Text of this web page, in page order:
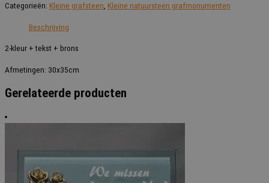
aantal
Categorieën: Kleine grafsteen Kleine natuursteen grafmonumenten
Beschrijving
2-kleur + tekst + brons
Afmetingen: 30x35cm
Gerelateerde producten